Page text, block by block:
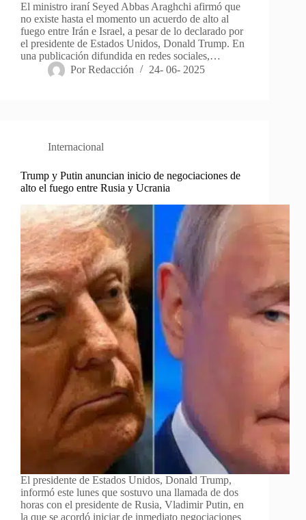
El ministro iraní Seyed Abbas Araghchi afirmó que
no existe hasta el momento un acuerdo de alto al
fuego entre Irán e Israel, a pesar de lo declarado por
el presidente de Estados Unidos, Donald Trump. En
una publicación difundida en redes sociales,…
Por Redacción 24- 06- 2025
Internacional
Trump y Putin anuncian inicio de negociaciones de
alto el fuego entre Rusia y Ucrania
El presidente de Estados Unidos, Donald Trump,
informó este lunes que sostuvo una llamada de dos
horas con el presidente de Rusia, Vladimir Putin, en
la que se acordó iniciar de inmediato negociaciones